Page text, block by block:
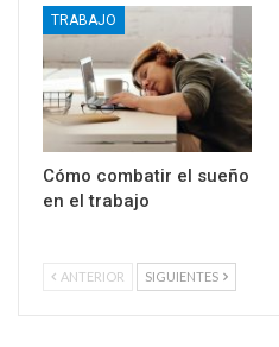
TRABAJO
Cómo combatir el sueño
en el trabajo
ANTERIOR SIGUIENTES